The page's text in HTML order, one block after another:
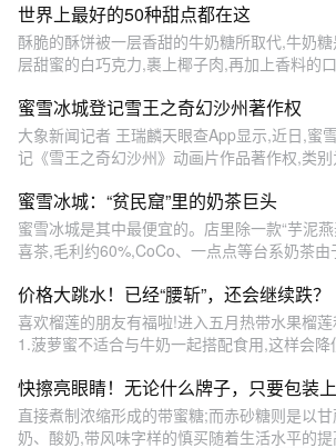
世界上最好的50种甜点都在这
酥脆的酥饼被一层香甜的牛奶糖所取代,牛奶
层甜蜜的白巧克力,裹上椰子肉,再加上香料的
蜜雪冰城登记雪王之奇幻沙州著作权
大象新闻记者 王瑞麟天眼查App显示,近日,蜜
记《雪王之奇幻沙州》动画片作品著作权,类
蜜雪冰城：“贫民窟”里的奶茶巨头
蜜雪冰城是其中最便宜的。店里除一款“芋泥
喜茶,毛利约60%,CoCo、一点点等台系奶茶由
价格大跳水！已经“腰斩”，还会继续跌？
喜欢榴莲的朋友有福啦!进入五月热带水果榴
1.菠萝蜜不适合与牛奶一起搭配食用,这样会降
快擦亮眼睛！无论什么牌子，只要包装
直接煮制浓缩形成的带蜜糖;而赤砂糖则是以
奶、酸奶,带风味字样的慎买随着生活水平的